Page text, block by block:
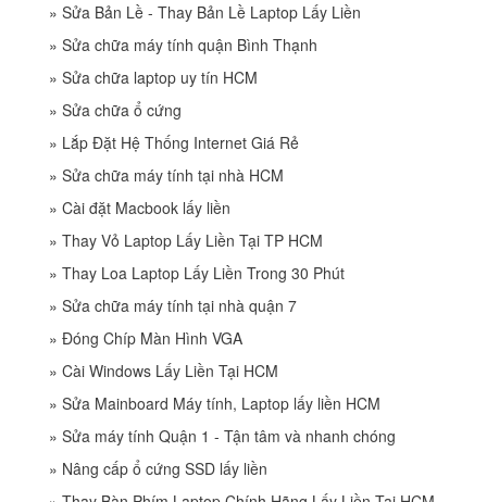
» Sửa Bản Lề - Thay Bản Lề Laptop Lấy Liền
» Sửa chữa máy tính quận Bình Thạnh
» Sửa chữa laptop uy tín HCM
» Sửa chữa ổ cứng
» Lắp Đặt Hệ Thống Internet Giá Rẻ
» Sửa chữa máy tính tại nhà HCM
» Cài đặt Macbook lấy liền
» Thay Vỏ Laptop Lấy Liền Tại TP HCM
» Thay Loa Laptop Lấy Liền Trong 30 Phút
» Sửa chữa máy tính tại nhà quận 7
» Đóng Chíp Màn Hình VGA
» Cài Windows Lấy Liền Tại HCM
» Sửa Mainboard Máy tính, Laptop lấy liền HCM
» Sửa máy tính Quận 1 - Tận tâm và nhanh chóng
» Nâng cấp ổ cứng SSD lấy liền